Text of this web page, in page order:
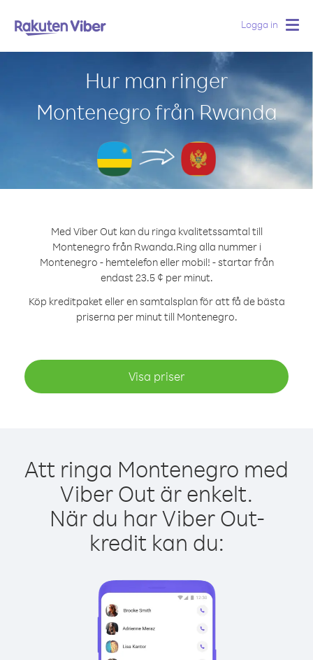
Logga in
Hur man ringer
Montenegro från Rwanda
Med Viber Out kan du ringa kvalitetssamtal till
Montenegro från Rwanda.Ring alla nummer i
Montenegro - hemtelefon eller mobil! - startar från
endast 23.5 ¢ per minut.
Köp kreditpaket eller en samtalsplan för att få de bästa
priserna per minut till Montenegro.
Visa priser
Att ringa Montenegro med
Viber Out är enkelt.
När du har Viber Out-
kredit kan du: